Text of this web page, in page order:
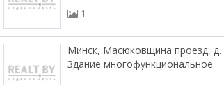
1
Минск, Масюковщина проезд, д.
Здание многофункциональное